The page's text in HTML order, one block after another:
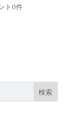
ト0件
検索